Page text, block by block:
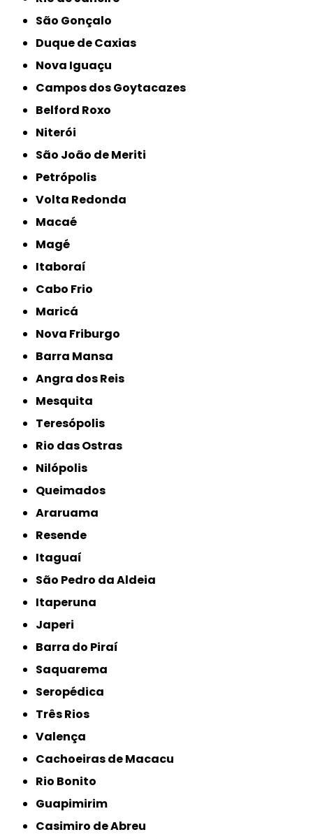
São Gonçalo
Duque de Caxias
Nova Iguaçu
Campos dos Goytacazes
Belford Roxo
Niterói
São João de Meriti
Petrópolis
Volta Redonda
Macaé
Magé
Itaboraí
Cabo Frio
Maricá
Nova Friburgo
Barra Mansa
Angra dos Reis
Mesquita
Teresópolis
Rio das Ostras
Nilópolis
Queimados
Araruama
Resende
Itaguaí
São Pedro da Aldeia
Itaperuna
Japeri
Barra do Piraí
Saquarema
Seropédica
Três Rios
Valença
Cachoeiras de Macacu
Rio Bonito
Guapimirim
Casimiro de Abreu